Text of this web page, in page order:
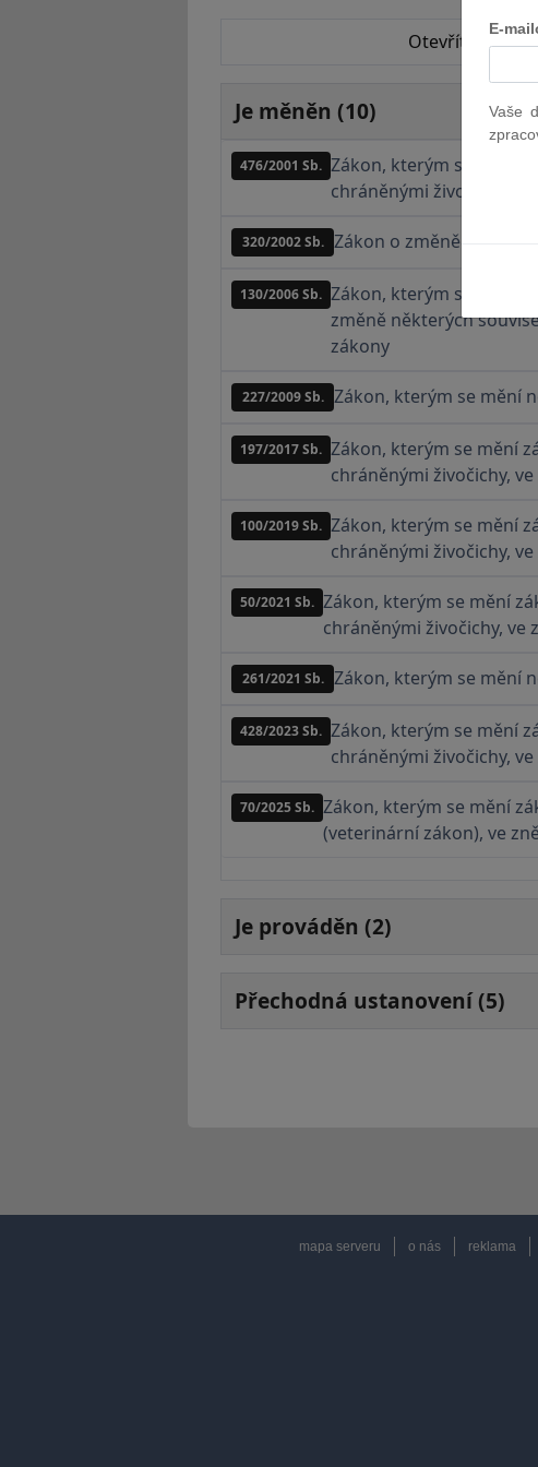
Otevřít všechny
Je měněn (10)
476/2001 Sb. Zákon, kterým se mění
chráněnými živočichy
320/2002 Sb. Zákon o změně a
130/2006 Sb. Zákon, kterým se mění
změně některých
zákony
227/2009 Sb. Zákon, kterým se mění
197/2017 Sb. Zákon, kterým se mění
chráněnými živočichy,
100/2019 Sb. Zákon, kterým se mění
chráněnými živočichy,
50/2021 Sb. Zákon, kterým se mění
chráněnými živočichy, ve
261/2021 Sb. Zákon, kterým se mění
428/2023 Sb. Zákon, kterým se mění
chráněnými živočichy,
70/2025 Sb. Zákon, kterým se mění
(veterinární zákon), ve
Je prováděn (2)
Přechodná ustanovení (5)
mapa serveru o nás reklama
E-
Vaše